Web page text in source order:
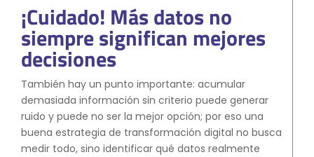
¡Cuidado! Más datos no
siempre significan mejores
decisiones
También hay un punto importante: acumular
demasiada información sin criterio puede generar
ruido y puede no ser la mejor opción; por eso una
buena estrategia de transformación digital no busca
medir todo, sino identificar qué datos realmente